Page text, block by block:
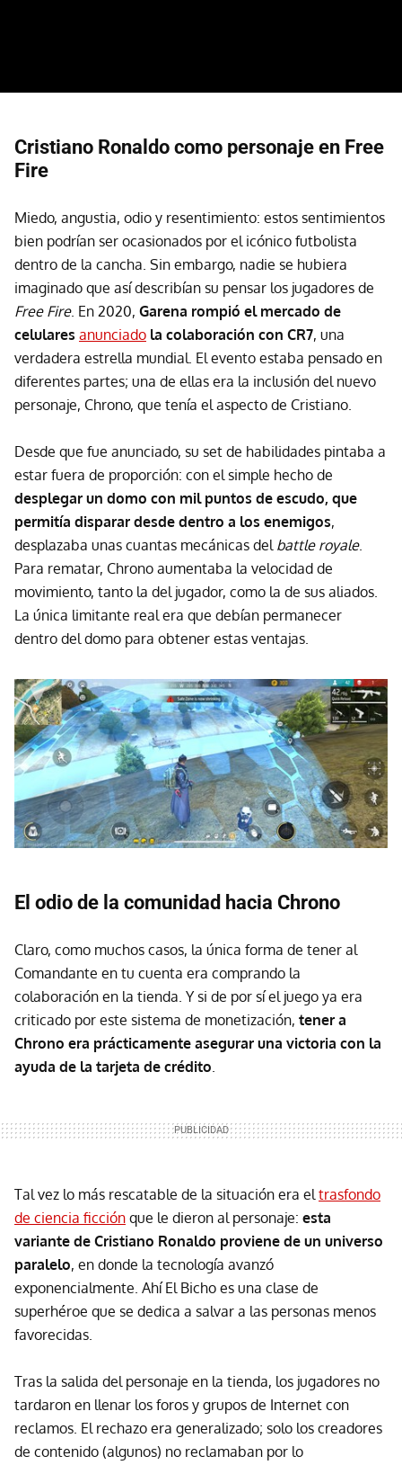
Cristiano Ronaldo como personaje en Free
Fire
Miedo, angustia, odio y resentimiento: estos sentimientos
bien podrían ser ocasionados por el icónico futbolista
dentro de la cancha. Sin embargo, nadie se hubiera
imaginado que así describían su pensar los jugadores de
Free Fire. En 2020, Garena rompió el mercado de
celulares anunciado la colaboración con CR7, una
verdadera estrella mundial. El evento estaba pensado en
diferentes partes; una de ellas era la inclusión del nuevo
personaje, Chrono, que tenía el aspecto de Cristiano.
Desde que fue anunciado, su set de habilidades pintaba a
estar fuera de proporción: con el simple hecho de
desplegar un domo con mil puntos de escudo, que
permitía disparar desde dentro a los enemigos,
desplazaba unas cuantas mecánicas delbattle royale.
Para rematar, Chrono aumentaba la velocidad de
movimiento, tanto la del jugador, como la de sus aliados.
La única limitante real era que debían permanecer
dentro del domo para obtener estas ventajas.
El odio de la comunidad hacia Chrono
Claro, como muchos casos, la única forma de tener al
Comandante en tu cuenta era comprando la
colaboración en la tienda. Y si de por sí el juego ya era
criticado por este sistema de monetización, tener a
Chrono era prácticamente asegurar una victoria con la
ayuda de la tarjeta de crédito.
Tal vez lo más rescatable de la situación era eltrasfondo
de ciencia ficción que le dieron al personaje: esta
variante de Cristiano Ronaldo proviene de un universo
paralelo, en donde la tecnología avanzó
exponencialmente. Ahí El Bicho es una clase de
superhéroe que se dedica a salvar a las personas menos
favorecidas.
Tras la salida del personaje en la tienda, los jugadores no
tardaron en llenar los foros y grupos de Internet con
reclamos. El rechazo era generalizado; solo los creadores
de contenido (algunos) no reclamaban por lo